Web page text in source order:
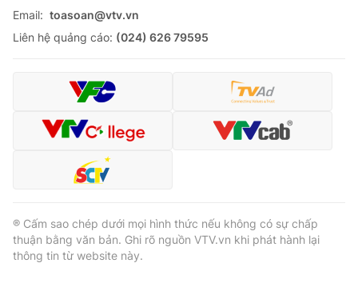
Email: toasoan@vtv.vn
Liên hệ quảng cáo: (024) 626 79595
® Cấm sao chép dưới mọi hình thức nếu không có sự chấp
thuận bằng văn bản. Ghi rõ nguồn VTV.vn khi phát hành lại
thông tin từ website này.